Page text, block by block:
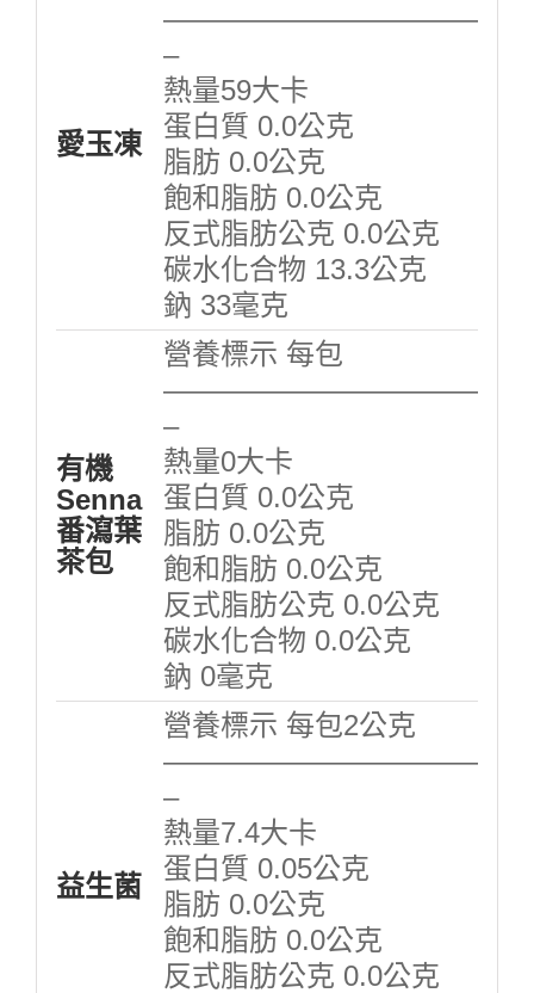
愛玉凍
———————————
–
熱量59大卡
蛋白質 0.0公克
脂肪 0.0公克
飽和脂肪 0.0公克
反式脂肪公克 0.0公克
碳水化合物 13.3公克
鈉 33毫克
有機
Senna
番瀉葉
茶包
營養標示 每包
———————————
–
熱量0大卡
蛋白質 0.0公克
脂肪 0.0公克
飽和脂肪 0.0公克
反式脂肪公克 0.0公克
碳水化合物 0.0公克
鈉 0毫克
益生菌
營養標示 每包2公克
———————————
–
熱量7.4大卡
蛋白質 0.05公克
脂肪 0.0公克
飽和脂肪 0.0公克
反式脂肪公克 0.0公克